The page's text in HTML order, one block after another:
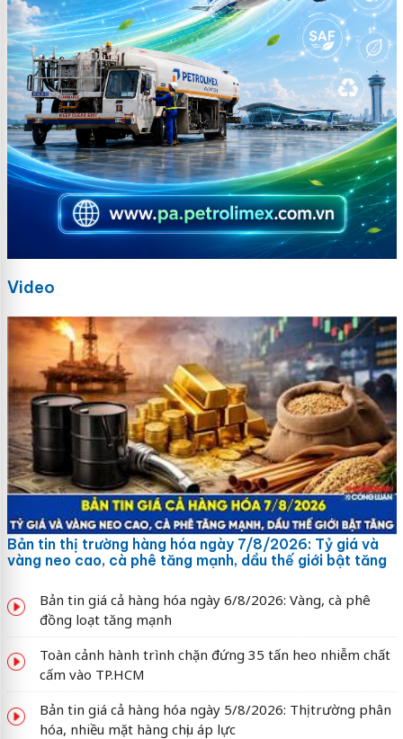
Video
Bản tin thị trường hàng hóa ngày 7/8/2026: Tỷ giá và
vàng neo cao, cà phê tăng mạnh, dầu thế giới bật tăng
Bản tin giá cả hàng hóa ngày 6/8/2026: Vàng, cà phê
đồng loạt tăng mạnh
Toàn cảnh hành trình chặn đứng 35 tấn heo nhiễm chất
cấm vào TP.HCM
Bản tin giá cả hàng hóa ngày 5/8/2026: Thị trường phân
hóa, nhiều mặt hàng chịu áp lực